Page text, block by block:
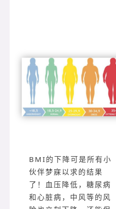
BMI的下降可是所有小
伙伴梦寐以求的结果
了！血压降低，糖尿病
和心脏病，中风等的风